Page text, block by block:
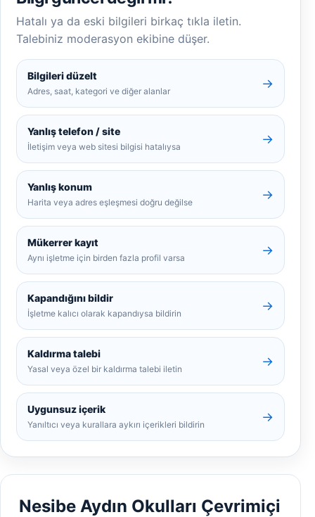
Hatalı ya da eski bilgileri birkaç tıkla iletin.
Talebiniz moderasyon ekibine düşer.
Bilgileri düzelt
Adres, saat, kategori ve diğer alanlar
→
Yanlış telefon / site
İletişim veya web sitesi bilgisi hatalıysa
→
Yanlış konum
Harita veya adres eşleşmesi doğru değilse
→
Mükerrer kayıt
Aynı işletme için birden fazla profil varsa
→
Kapandığını bildir
İşletme kalıcı olarak kapandıysa bildirin
→
Kaldırma talebi
Yasal veya özel bir kaldırma talebi iletin
→
Uygunsuz içerik
Yanıltıcı veya kurallara aykırı içerikleri bildirin
→
Nesibe Aydın Okulları Çevrimiçi